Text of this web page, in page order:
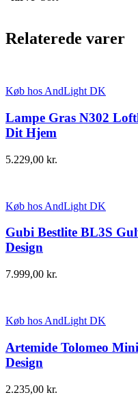
Relaterede varer
Køb hos AndLight DK
Lampe Gras N302
Dit Hjem
5.229,00 kr.
Køb hos AndLight DK
Gubi Bestlite BL3S
Design
7.999,00 kr.
Køb hos AndLight DK
Artemide Tolomeo
Design
2.235,00 kr.